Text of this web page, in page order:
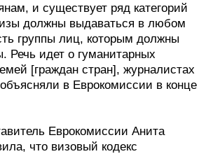
и существует ряд категорий
должны выдаваться в любом
группы лиц, которым должны
Речь идет о гуманитарных
[граждан стран], журналистах
в Еврокомиссии в конце
Еврокомиссии Анита
что визовый кодекс